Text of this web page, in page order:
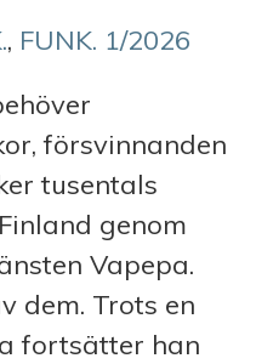
, FUNK. 1/2026
försvinnanden
tusentals
genom
Vapepa.
dem. Trots en
fortsätter han